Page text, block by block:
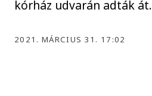
kórház udvarán adták át.
2021. MÁRCIUS 31. 17:02